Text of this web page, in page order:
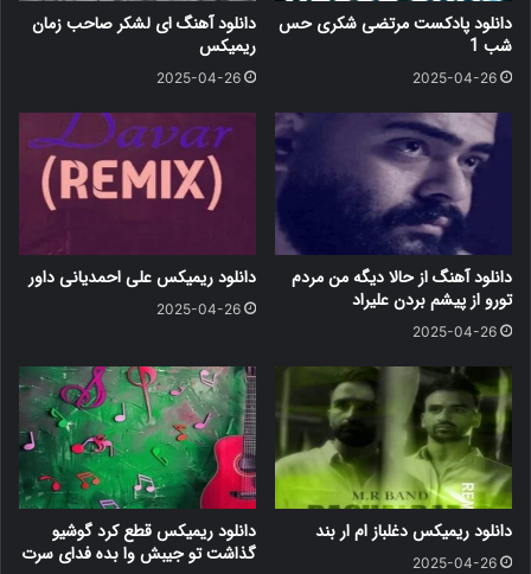
دانلود پادکست مرتضی شکری حس
شب 1
2025-04-26
دانلود آهنگ ای لشکر صاحب زمان
ریمیکس
2025-04-26
دانلود آهنگ از حالا دیگه من مردم
تورو از پیشم بردن علیراد
2025-04-26
دانلود ریمیکس علی احمدیانی داور
2025-04-26
دانلود ریمیکس دغلباز ام ار بند
2025-04-26
دانلود ریمیکس قطع کرد گوشیو
گذاشت تو جیبش وا بده فدای سرت